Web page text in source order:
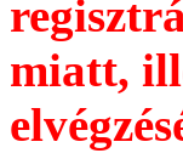
miatt,